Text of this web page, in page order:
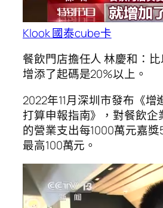
Klook 國泰cube卡
餐飲門店擔任人 林慶和：
增添了起碼是20%以上。
2022年11月深圳市發布《增
打算申報指南》，對餐飲企
的營業支出每1000萬元嘉
最高100萬元。